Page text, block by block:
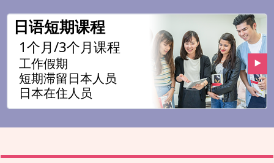
日语短期课程
1个月/3个月课程
工作假期
短期滞留日本人员
日本在住人员